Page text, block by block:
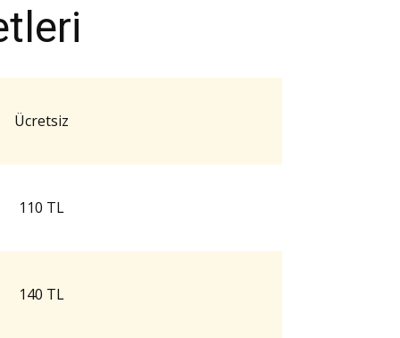
Ücretsiz
110 TL
140 TL